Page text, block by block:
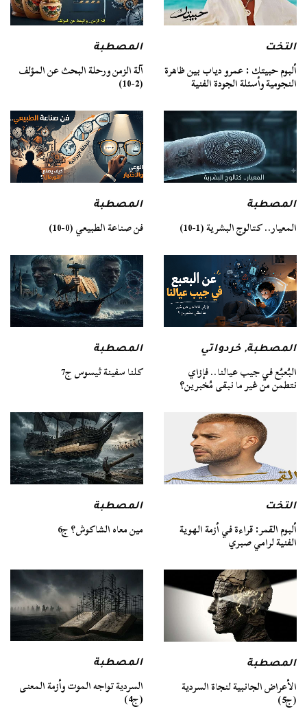
التخت
ألبوم حبيتك : عمرو دياب بين ظاهرة
النجومية وأسئلة الجودة الفنية
المصطبة
آلة الزمن ورحلة البحث عن المؤلف
(2-10)
المصطبة
المعيار.. كتالوج البشرية (1-10)
المصطبة
فن صناعة الطبيعي (0-10)
المصطبة,خردواتي
البُعبُع في جيب عيالنا.. فإزاي
نتطمن من غير ما نبقى مُخبرين؟
المصطبة
كلنا سفينة ثيسوس ج7
التخت
ألبوم القمر: قراءة في أزمة الهوية
الفنية لرامي صبري
المصطبة
مين معاه الشاكوش؟ ج6
المصطبة
الأعراض الجانبية لنجاة السردية
(ج5)
المصطبة
السردية تواجه الموت وأزمة المعنى
(ج4)